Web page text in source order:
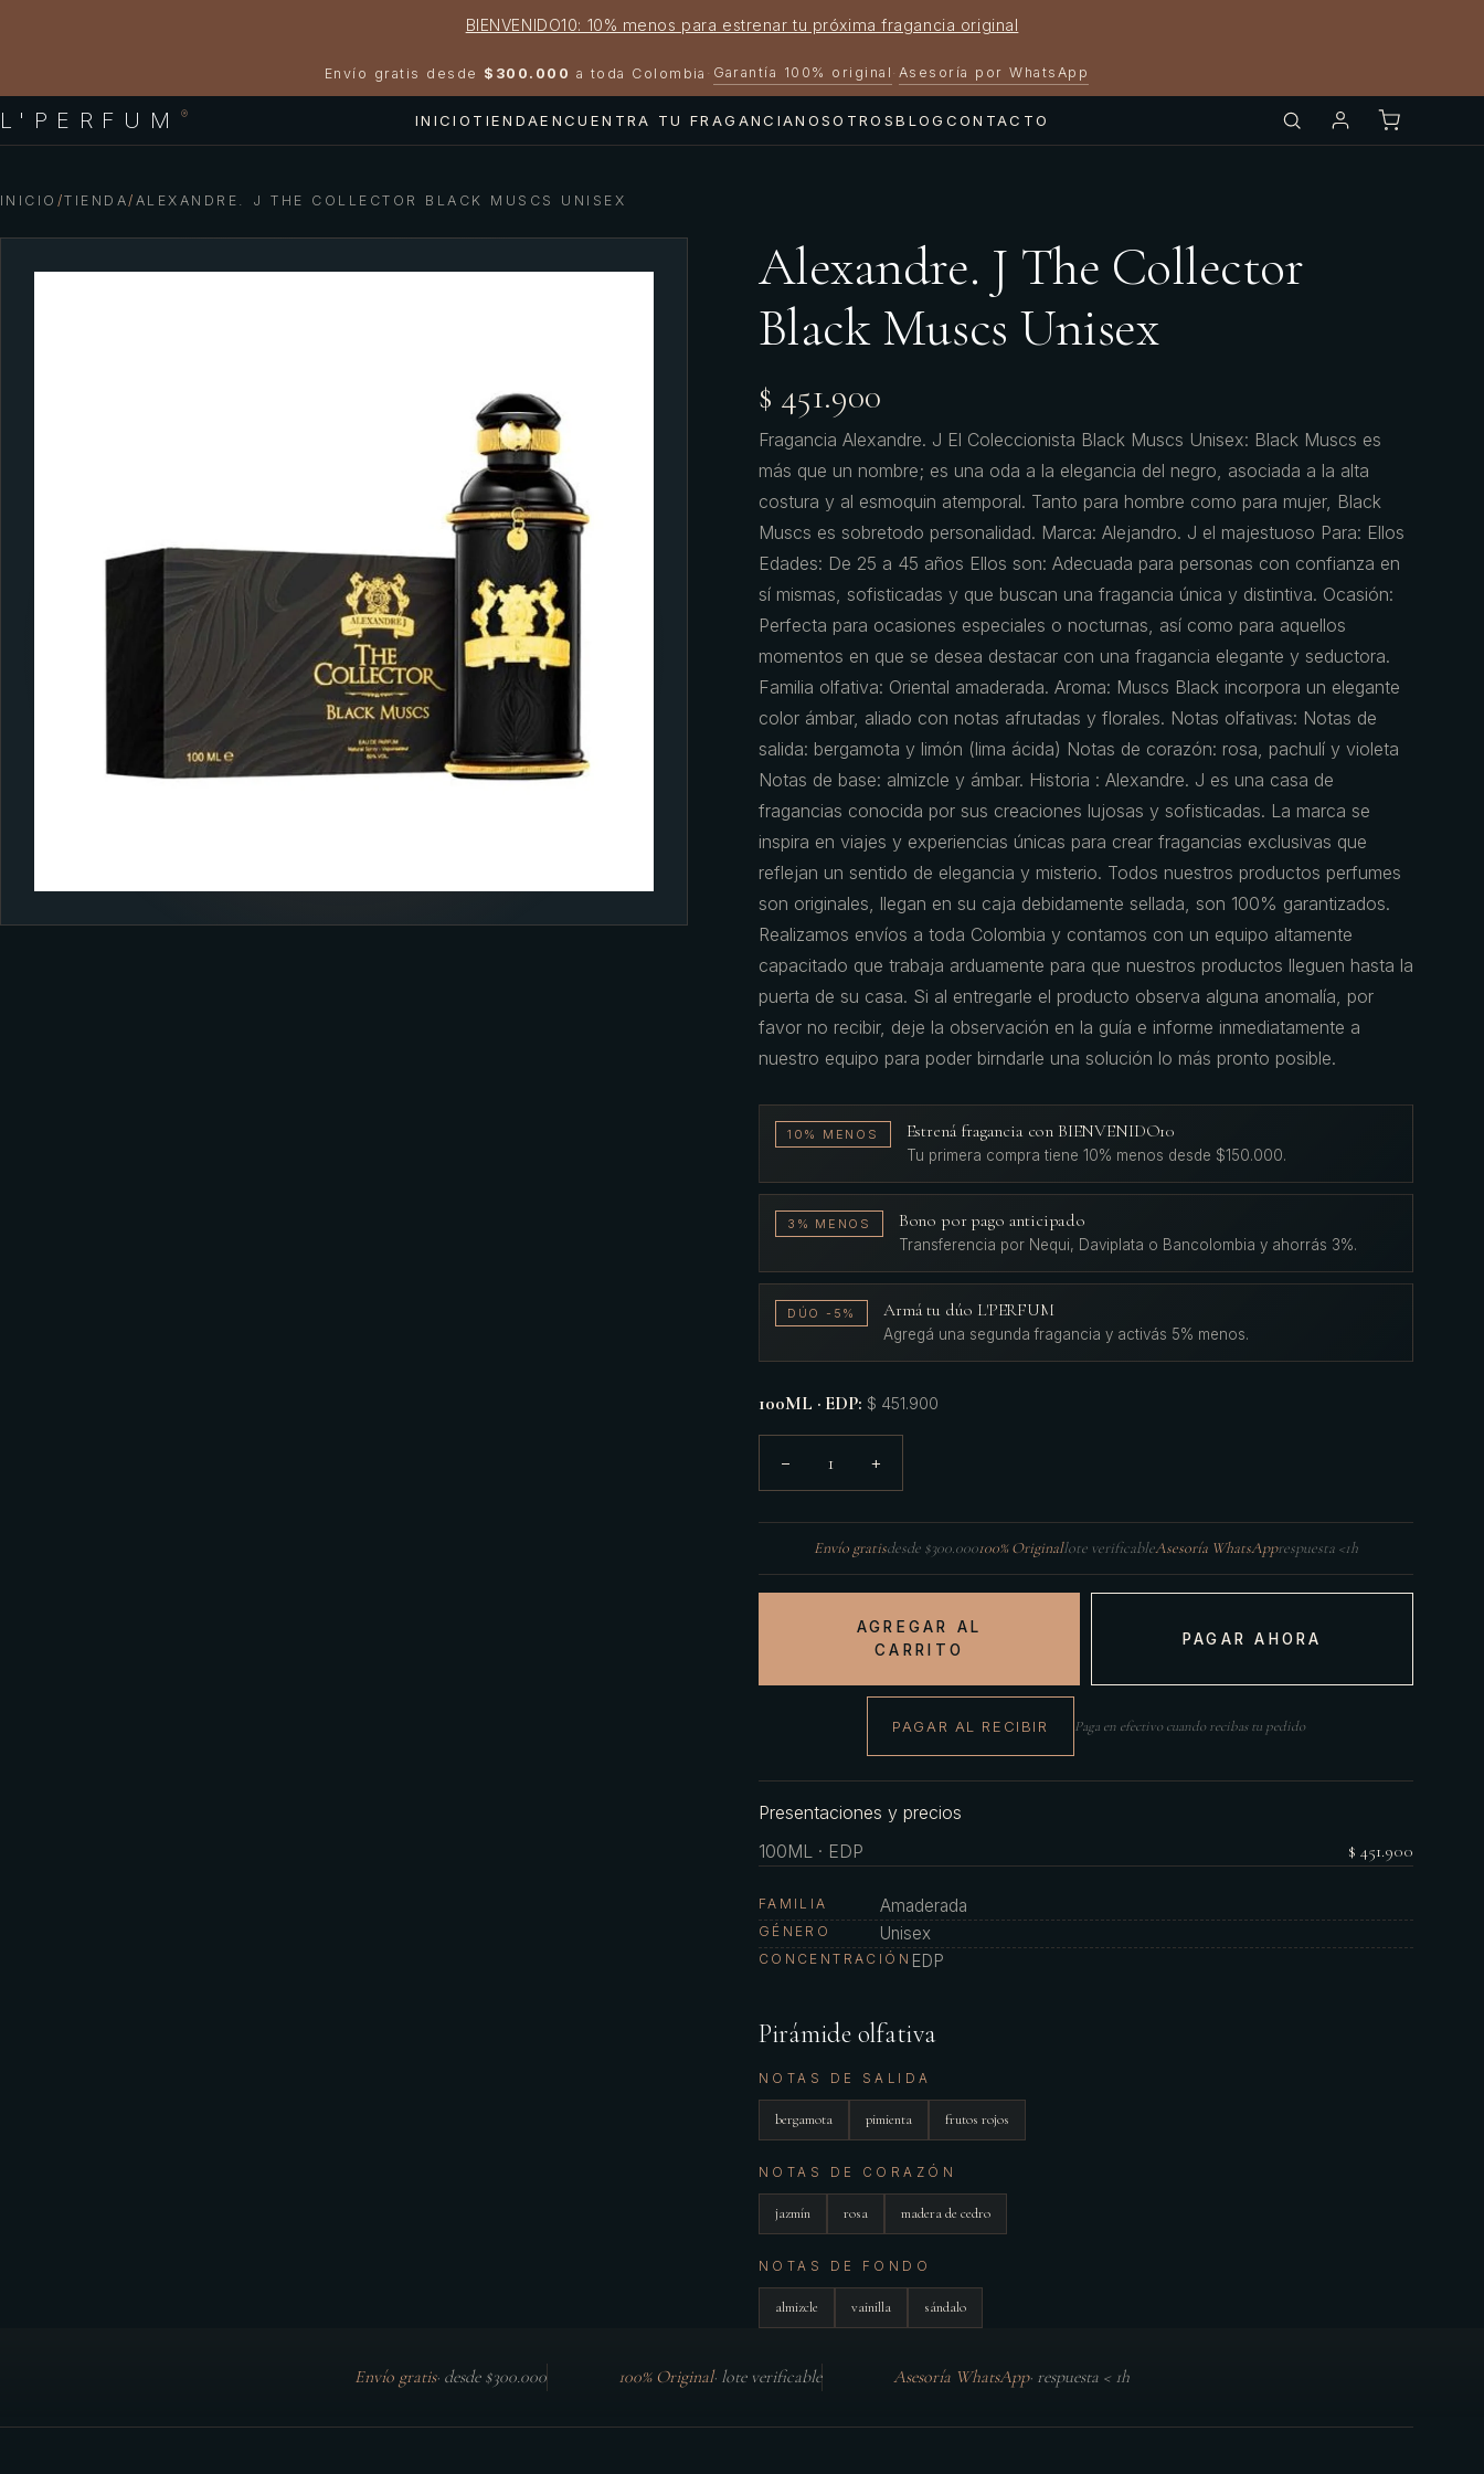
BIENVENIDO10: 10% menos para estrenar tu próxima fragancia original
Envío gratis desde $300.000 a toda Colombia · Garantía 100% original · Asesoría por WhatsApp
L'PERFUM ® INICIO TIENDAENCUENTRA TU FRAGANCIANOSOTROSBLOG CONTACTO
INICIO /TIENDA/ ALEXANDRE. J THE COLLECTOR BLACK MUSCS UNISEX
Alexandre. J The Collector
Black Muscs Unisex
$ 451.900
Fragancia Alexandre. J El Coleccionista Black Muscs Unisex: Black Muscs es
más que un nombre; es una oda a la elegancia del negro, asociada a la alta
costura y al esmoquin atemporal. Tanto para hombre como para mujer, Black
Muscs es sobretodo personalidad. Marca: Alejandro. J el majestuoso Para: Ellos
Edades: De 25 a 45 años Ellos son: Adecuada para personas con confianza en
sí mismas, sofisticadas y que buscan una fragancia única y distintiva. Ocasión:
Perfecta para ocasiones especiales o nocturnas, así como para aquellos
momentos en que se desea destacar con una fragancia elegante y seductora.
Familia olfativa: Oriental amaderada. Aroma: Muscs Black incorpora un elegante
color ámbar, aliado con notas afrutadas y florales. Notas olfativas: Notas de
salida: bergamota y limón (lima ácida) Notas de corazón: rosa, pachulí y violeta
Notas de base: almizcle y ámbar. Historia : Alexandre. J es una casa de
fragancias conocida por sus creaciones lujosas y sofisticadas. La marca se
inspira en viajes y experiencias únicas para crear fragancias exclusivas que
reflejan un sentido de elegancia y misterio. Todos nuestros productos perfumes
son originales, llegan en su caja debidamente sellada, son 100% garantizados.
Realizamos envíos a toda Colombia y contamos con un equipo altamente
capacitado que trabaja arduamente para que nuestros productos lleguen hasta la
puerta de su casa. Si al entregarle el producto observa alguna anomalía, por
favor no recibir, deje la observación en la guía e informe inmediatamente a
nuestro equipo para poder birndarle una solución lo más pronto posible.
10% MENOS Estrená fragancia con BIENVENIDO10
Tu primera compra tiene 10% menos desde $150.000.
3% MENOS Bono por pago anticipado
Transferencia por Nequi, Daviplata o Bancolombia y ahorrás 3%.
DÚO -5% Armá tu dúo L'PERFUM
Agregá una segunda fragancia y activás 5% menos.
100ML · EDP: $ 451.900
− 1 +
Envío gratisdesde $300.000100% Originallote verificableAsesoría WhatsApprespuesta <1h
AGREGAR AL
CARRITO
PAGAR AHORA
PAGAR AL RECIBIR Paga en efectivo cuando recibas tu pedido
Presentaciones y precios
100ML · EDP
$ 451.900
FAMILIA Amaderada
GÉNERO Unisex
CONCENTRACIÓN EDP
Pirámide olfativa
NOTAS DE SALIDA
bergamota pimienta frutos rojos
NOTAS DE CORAZÓN
jazmín rosa madera de cedro
NOTAS DE FONDO
almizcle vainilla sándalo
Envío gratis· desde $300.000 100% Original· lote verificable Asesoría WhatsApp· respuesta < 1h